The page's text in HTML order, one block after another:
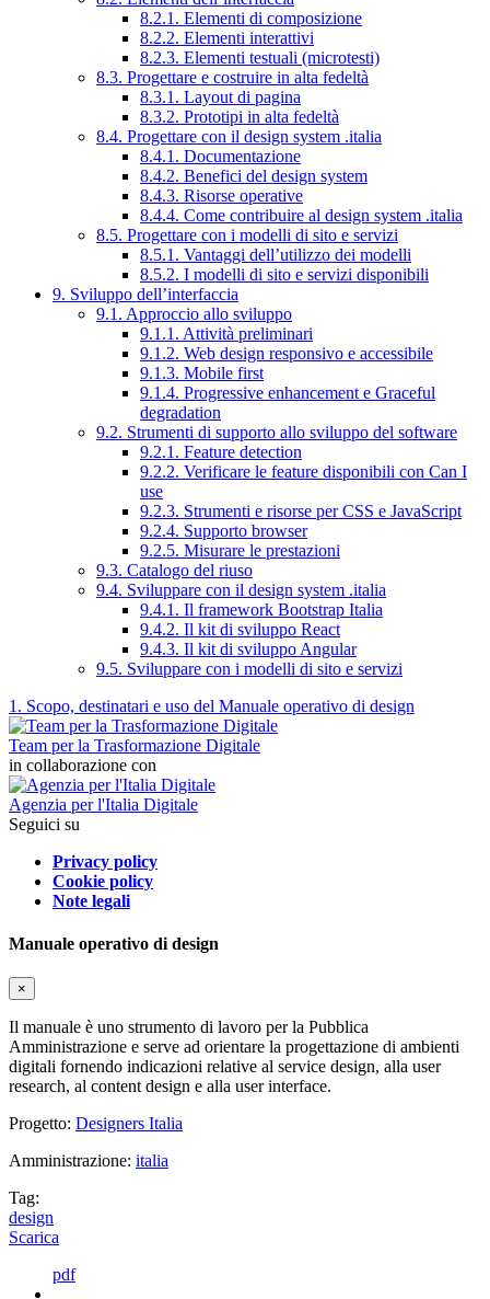
8.2.1. Elementi di composizione
8.2.2. Elementi interattivi
8.2.3. Elementi testuali (microtesti)
8.3. Progettare e costruire in alta fedeltà
8.3.1. Layout di pagina
8.3.2. Prototipi in alta fedeltà
8.4. Progettare con il design system .italia
8.4.1. Documentazione
8.4.2. Benefici del design system
8.4.3. Risorse operative
8.4.4. Come contribuire al design system .italia
8.5. Progettare con i modelli di sito e servizi
8.5.1. Vantaggi dell’utilizzo dei modelli
8.5.2. I modelli di sito e servizi disponibili
9. Sviluppo dell’interfaccia
9.1. Approccio allo sviluppo
9.1.1. Attività preliminari
9.1.2. Web design responsivo e accessibile
9.1.3. Mobile first
9.1.4. Progressive enhancement e Graceful
degradation
9.2. Strumenti di supporto allo sviluppo del software
9.2.1. Feature detection
9.2.2. Verificare le feature disponibili con Can I
use
9.2.3. Strumenti e risorse per CSS e JavaScript
9.2.4. Supporto browser
9.2.5. Misurare le prestazioni
9.3. Catalogo del riuso
9.4. Sviluppare con il design system .italia
9.4.1. Il framework Bootstrap Italia
9.4.2. Il kit di sviluppo React
9.4.3. Il kit di sviluppo Angular
9.5. Sviluppare con i modelli di sito e servizi
1. Scopo, destinatari e uso del Manuale operativo di design
Team per la Trasformazione Digitale
in collaborazione con
Agenzia per l'Italia Digitale
Seguici su
Privacy policy
Cookie policy
Note legali
Manuale operativo di design
×
Il manuale è uno strumento di lavoro per la Pubblica
Amministrazione e serve ad orientare la progettazione di ambienti
digitali fornendo indicazioni relative al service design, alla user
research, al content design e alla user interface.
Progetto: Designers Italia
Amministrazione: italia
Tag:
design
Scarica
pdf